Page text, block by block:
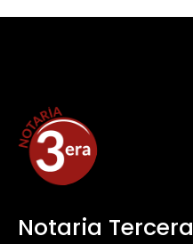
Notaria Tercera